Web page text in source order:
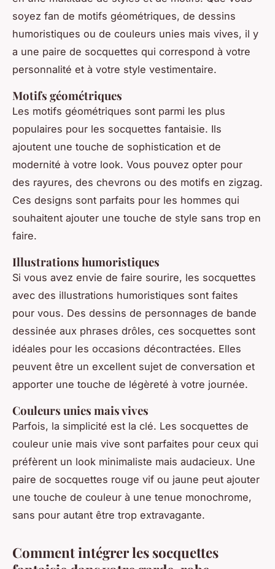
soyez fan de motifs géométriques, de dessins
humoristiques ou de couleurs unies mais vives, il y
a une paire de socquettes qui correspond à votre
personnalité et à votre style vestimentaire.
Motifs géométriques
Les motifs géométriques sont parmi les plus
populaires pour les socquettes fantaisie. Ils
ajoutent une touche de sophistication et de
modernité à votre look. Vous pouvez opter pour
des rayures, des chevrons ou des motifs en zigzag.
Ces designs sont parfaits pour les hommes qui
souhaitent ajouter une touche de style sans trop en
faire.
Illustrations humoristiques
Si vous avez envie de faire sourire, les socquettes
avec des illustrations humoristiques sont faites
pour vous. Des dessins de personnages de bande
dessinée aux phrases drôles, ces socquettes sont
idéales pour les occasions décontractées. Elles
peuvent être un excellent sujet de conversation et
apporter une touche de légèreté à votre journée.
Couleurs unies mais vives
Parfois, la simplicité est la clé. Les socquettes de
couleur unie mais vive sont parfaites pour ceux qui
préfèrent un look minimaliste mais audacieux. Une
paire de socquettes rouge vif ou jaune peut ajouter
une touche de couleur à une tenue monochrome,
sans pour autant être trop extravagante.
Comment intégrer les socquettes